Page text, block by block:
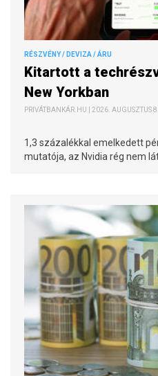
RÉSZVÉNY / DEVIZA / ÁRU
Kitartott a
New Yorkban
PRIVÁTBANKÁR.HU | 2026. AUGUSZTUS
1,3 százalékkal emelkedett
mutatója, az Nvidia rég nem